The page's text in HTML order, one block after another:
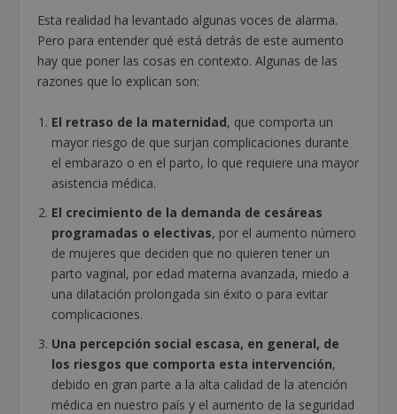
Esta realidad ha levantado algunas voces de alarma.
Pero para entender qué está detrás de este aumento
hay que poner las cosas en contexto. Algunas de las
razones que lo explican son:
El retraso de la maternidad, que comporta un
mayor riesgo de que surjan complicaciones durante
el embarazo o en el parto, lo que requiere una mayor
asistencia médica.
El crecimiento de la demanda de cesáreas
programadas o electivas, por el aumento número
de mujeres que deciden que no quieren tener un
parto vaginal, por edad materna avanzada, miedo a
una dilatación prolongada sin éxito o para evitar
complicaciones.
Una percepción social escasa, en general, de
los riesgos que comporta esta intervención,
debido en gran parte a la alta calidad de la atención
médica en nuestro país y el aumento de la seguridad